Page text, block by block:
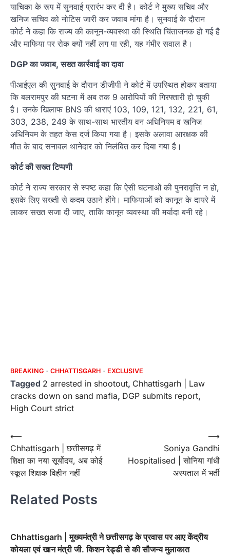
याचिका के रूप में सुनवाई प्रारंभ कर दी है। कोर्ट ने मुख्य सचिव और
खनिज सचिव को नोटिस जारी कर जवाब मांगा है। सुनवाई के दौरान
कोर्ट ने कहा कि राज्य की कानून-व्यवस्था की स्थिति चिंताजनक हो गई है
और माफिया पर रोक क्यों नहीं लग पा रही, यह गंभीर सवाल है।
DGP का जवाब, सख्त कार्रवाई का दावा
पीआईएल की सुनवाई के दौरान डीजीपी ने कोर्ट में उपस्थित होकर बताया
कि बलरामपुर की घटना में अब तक 9 आरोपियों की गिरफ्तारी हो चुकी
है। उनके खिलाफ BNS की धाराएं 103, 109, 121, 132, 221, 61,
303, 238, 249 के साथ-साथ भारतीय वन अधिनियम व खनिज
अधिनियम के तहत केस दर्ज किया गया है। इसके अलावा आरक्षक की
मौत के बाद सनावल थानेदार को निलंबित कर दिया गया है।
कोर्ट की सख्त टिप्पणी
कोर्ट ने राज्य सरकार से स्पष्ट कहा कि ऐसी घटनाओं की पुनरावृत्ति न हो,
इसके लिए सख्ती से कदम उठाने होंगे। माफियाओं को कानून के दायरे में
लाकर सख्त सजा दी जाए, ताकि कानून व्यवस्था की मर्यादा बनी रहे।
BREAKING CHHATTISGARH EXCLUSIVE
Tagged 2 arrested in shootout, Chhattisgarh | Law
cracks down on sand mafia, DGP submits report,
High Court strict
Post
navigation
⟵
Chhattisgarh | छत्तीसगढ़ में
शिक्षा का नया सूर्योदय, अब कोई
स्कूल शिक्षक विहीन नहीं
Soniya Gandhi
Hospitalised | सोनिया गांधी
अस्पताल में भर्ती
⟶
Related Posts
Chhattisgarh | मुख्यमंत्री ने छत्तीसगढ़ के प्रवास पर आए केंद्रीय
कोयला एवं खान मंत्री जी. किशन रेड्डी से की सौजन्य मुलाकात